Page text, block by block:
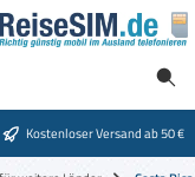
Kostenloser Versand ab 50 €